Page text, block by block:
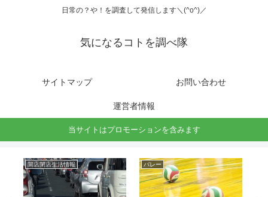
日常の？や！を調査して発信します＼(^o^)／
気になるコトを調べ隊
サイトマップ お問い合わせ
運営者情報
当サイトはプロモーションを含みます
開店閉店生活情報 バレー